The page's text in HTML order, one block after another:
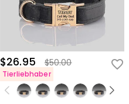
$26.95 $50.00
Tierliebhaber